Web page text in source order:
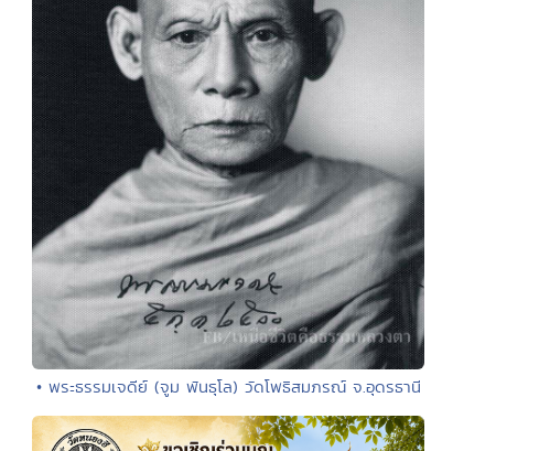
• พระธรรมเจดีย์ (จูม พันธุโล) วัดโพธิสมภรณ์ จ.อุดรธานี